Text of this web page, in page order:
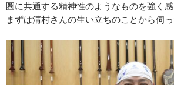
圏に共通する精神性のようなものを強く感
まずは清村さんの生い立ちのことから伺っ